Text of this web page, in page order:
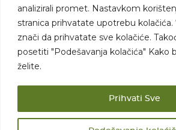
analizirali promet. Nastavkom
stranica prihvatate upotrebu kolačića.
znači da prihvatate sve kolačiće.
posetiti "Podešavanja kolačića" Kako
želite.
Prihvati Sve
Kontakt
Kontakt